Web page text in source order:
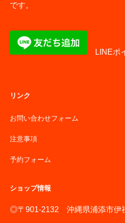
です。
LINEポ
リンク
お問い合わせフォーム
注意事項
予約フォーム
ショップ情報
◎〒901-2132 沖縄県浦添市伊